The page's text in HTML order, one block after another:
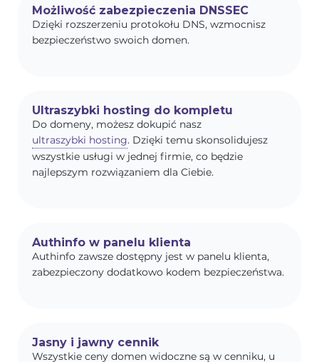
Możliwość zabezpieczenia DNSSEC
Dzięki rozszerzeniu protokołu DNS, wzmocnisz
bezpieczeństwo swoich domen.
Ultraszybki hosting do kompletu
Do domeny, możesz dokupić nasz
ultraszybki hosting. Dzięki temu skonsolidujesz
wszystkie usługi w jednej firmie, co będzie
najlepszym rozwiązaniem dla Ciebie.
Authinfo w panelu klienta
Authinfo zawsze dostępny jest w panelu klienta,
zabezpieczony dodatkowo kodem bezpieczeństwa.
Jasny i jawny cennik
Wszystkie ceny domen widoczne są w cenniku, u